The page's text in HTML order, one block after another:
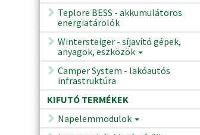
Teplore BESS - akkumulátoros
energiatárolók
Wintersteiger - síjavító gépek,
anyagok, eszközök
Camper System - lakóautós
infrastruktúra
KIFUTÓ TERMÉKEK
Napelemmodulok